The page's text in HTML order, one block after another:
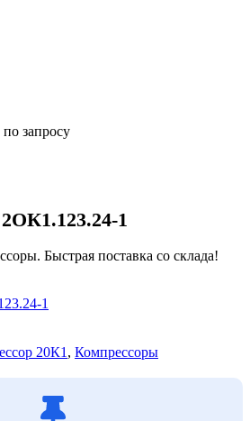
запросу
1
Быстрая поставка со склада!
1
20К1 , Компрессоры